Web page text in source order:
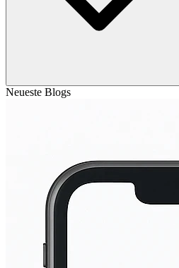
Neueste Blogs